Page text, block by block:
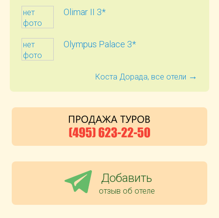
нет
фото
Olimar II 3*
нет
фото
Olympus Palace 3*
Коста Дорада, все отели →
Добавить
отзыв об отеле